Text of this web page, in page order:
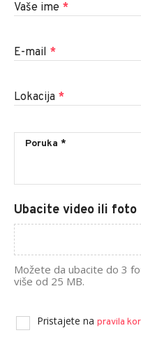
Vaše ime *
E-mail *
Lokacija *
Ubacite video ili foto
Možete da ubacite do 3
više od 25 MB.
Pristajete na pravila